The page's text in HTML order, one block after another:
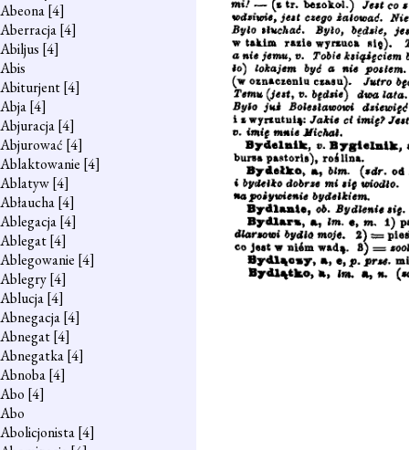
Abeona[4]
Aberracja[4]
Abiljus [4]
Abis
Abiturjent[4]
Abja[4]
Abjuracja[4]
Abjurować [4]
Ablaktowanie [4]
Ablatyw[4]
Abłaucha[4]
Ablegacja[4]
Ablegat[4]
Ablegowanie [4]
Ablegry[4]
Ablucja[4]
Abnegacja[4]
Abnegat[4]
Abnegatka[4]
Abnoba[4]
Abo [4]
Abo
Abolicjonista[4]